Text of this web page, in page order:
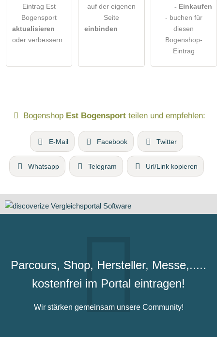
Eintrag Est
Bogensport
aktualisieren
oder verbessern
auf der eigenen
Seite
einbinden
- Einkaufen
- buchen für
diesen
Bogenshop-
Eintrag
Bogenshop Est Bogensportteilen und empfehlen:
E-Mail Facebook Twitter
Whatsapp Telegram Url/Link kopieren
Parcours, Shop, Hersteller, Messe,.....
kostenfrei im Portal eintragen!
Wir stärken gemeinsam unsere Community!